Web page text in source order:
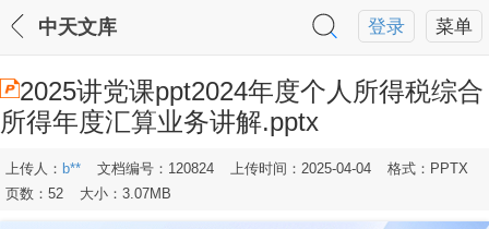
菜单
登录
中天文库
2025讲党课ppt2024年度个人所得税综合
所得年度汇算业务讲解.pptx
上传人： b** 文档编号：120824 上传时间：2025-04-04
格式：PPTX
页数：52
大小：3.07MB